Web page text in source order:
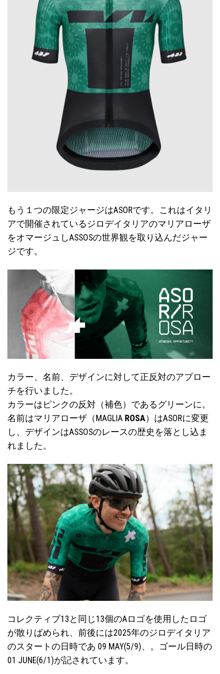
もう１つの限定ジャージはASORです。これはイタリ
アで開催されているジロデイタリアのマリアローザ
をオマージュしASSOSの世界観を取り込んだジャー
ジです。
カラー、名前、デザインに対して正反対のアプロー
チを行いました。
カラーはピンクの反対（補色）であるグリーンに。
名前はマリアローザ（MAGLIA ROSA）はASORに変更
し、デザインはASSOSのレースの歴史を落とし込ま
れました。
コレクティブ13と同じ13個のAロゴを使用したロゴ
が散りばめられ、前後には2025年のジロデイタリア
のスタートの日時であ 09 MAY(5/9)、。ゴール日時の
01 JUNE(6/1)が記されています。